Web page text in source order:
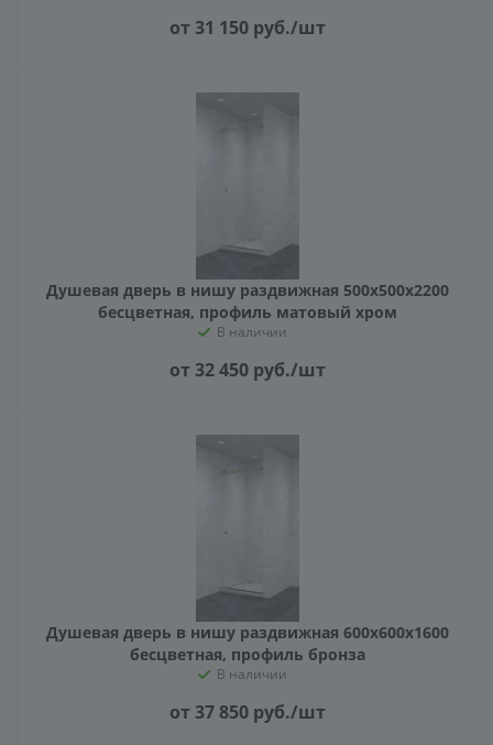
от 31 150 руб./шт
Душевая дверь в нишу раздвижная 500х500х2200
бесцветная, профиль матовый хром
В наличии
от 32 450 руб./шт
Душевая дверь в нишу раздвижная 600х600х1600
бесцветная, профиль бронза
В наличии
от 37 850 руб./шт